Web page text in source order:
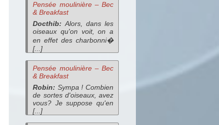
Pensée moulinière – Bec
& Breakfast
Docthib: Alors, dans les
oiseaux qu'on voit, on a
en effet des charbonni�
[...]
Pensée moulinière – Bec
& Breakfast
Robin: Sympa ! Combien
de sortes d'oiseaux, avez
vous? Je suppose qu'en
[...]